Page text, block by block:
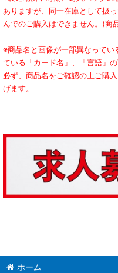
ありますが、同一在庫として扱
んでのご購入はできません。(商
※商品名と画像が一部異なって
ている「カード名」、「言語」
必ず、商品名をご確認の上ご購
げます。
ホーム